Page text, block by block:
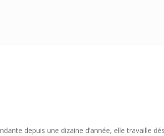
depuis une dizaine d’année, elle travaille